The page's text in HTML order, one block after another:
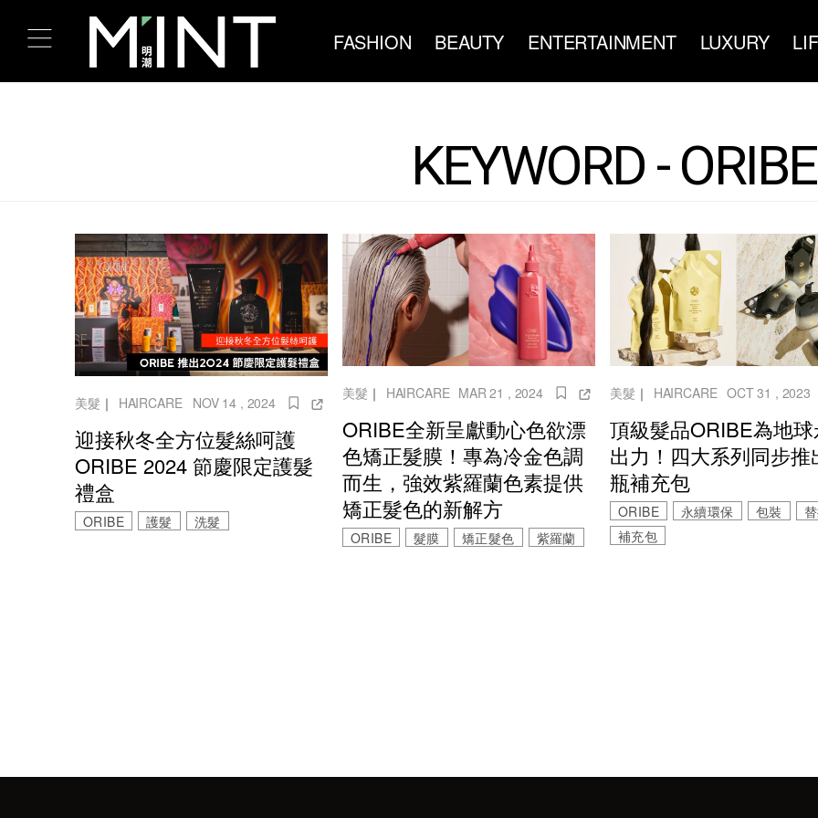
FASHION BEAUTY ENTERTAINMENT LUXURY
KEYWORD - ORIBE
美髮 ｜ HAIRCARE NOV 14 , 2024
迎接秋冬全方位髮絲呵護
ORIBE 2024 節慶限定護髮
禮盒
ORIBE 護髮 洗髮
美髮 ｜ HAIRCARE MAR 21 , 2024
ORIBE全新呈獻動心色欲漂
色矯正髮膜！專為冷金色調
而生，強效紫羅蘭色素提供
矯正髮色的新解方
ORIBE 髮膜 矯正髮色 紫羅蘭
美髮 ｜ HAIRCARE OCT 31 , 2023
頂級髮品ORIBE為地
出力！四大系列同步推
瓶補充包
ORIBE 永續環保 包裝
補充包